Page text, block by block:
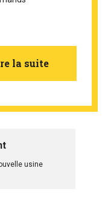
la suite
usine